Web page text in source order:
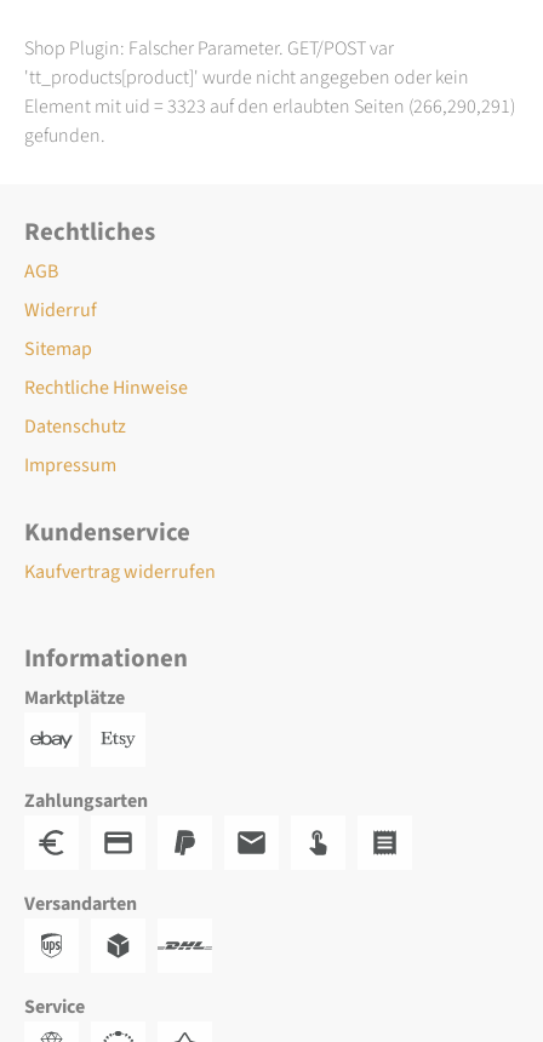
Shop Plugin: Falscher Parameter. GET/POST var
'tt_products[product]' wurde nicht angegeben oder kein
Element mit uid = 3323 auf den erlaubten Seiten (266,290,291)
gefunden.
Rechtliches
AGB
Widerruf
Sitemap
Rechtliche Hinweise
Datenschutz
Impressum
Kundenservice
Kaufvertrag widerrufen
Informationen
Marktplätze
Zahlungsarten
Versandarten
Service